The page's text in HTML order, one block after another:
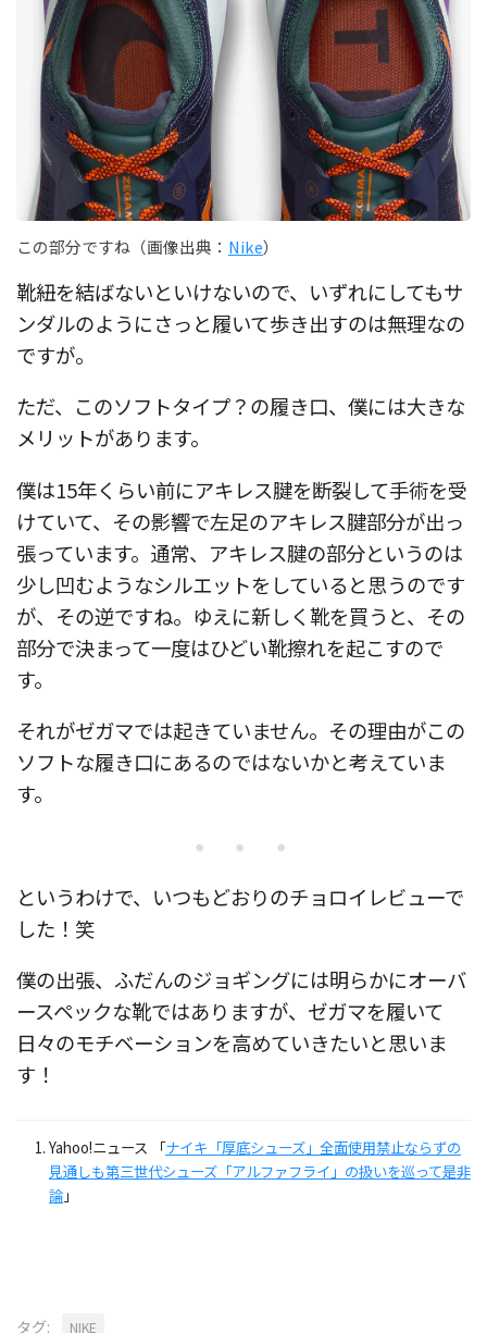
この部分ですね（画像出典： Nike）
靴紐を結ばないといけないので、いずれにしてもサ
ンダルのようにさっと履いて歩き出すのは無理なの
ですが。
ただ、このソフトタイプ？の履き口、僕には大きな
メリットがあります。
僕は15年くらい前にアキレス腱を断裂して手術を受
けていて、その影響で左足のアキレス腱部分が出っ
張っています。通常、アキレス腱の部分というのは
少し凹むようなシルエットをしていると思うのです
が、その逆ですね。ゆえに新しく靴を買うと、その
部分で決まって一度はひどい靴擦れを起こすので
す。
それがゼガマでは起きていません。その理由がこの
ソフトな履き口にあるのではないかと考えていま
す。
・・・
というわけで、いつもどおりのチョロイレビューで
した！笑
僕の出張、ふだんのジョギングには明らかにオーバ
ースペックな靴ではありますが、ゼガマを履いて
日々のモチベーションを高めていきたいと思いま
す！
Yahoo!ニュース 「ナイキ「厚底シューズ」全面使用禁止ならずの
見通しも第三世代シューズ「アルファフライ」の扱いを巡って是非
論 」
タグ: NIKE